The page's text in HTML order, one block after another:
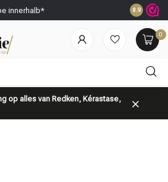
innerhalb* Vor 23:59
8.9
0
op alles van Redken, Kérastase,
suchst du?